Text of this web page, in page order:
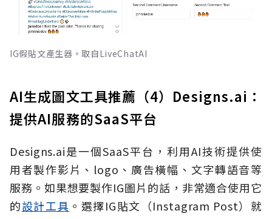
IG假貼文產生器。取自LiveChatAI
AI生成圖文工具推薦（4）Designs.ai：
提供AI服務的SaaS平台
Designs.ai是一個SaaS平台，利用AI技術提供使
用者製作影片、logo、廣告橫幅、文字轉語音等
服務。如果想要製作IG圖片的話，非常適合使用它
的設計工具 。選擇IG貼文（Instagram Post）就